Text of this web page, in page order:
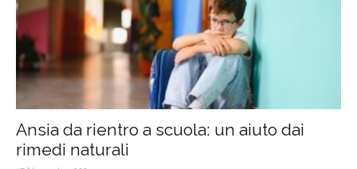
Ansia da rientro a scuola: un aiuto dai
rimedi naturali